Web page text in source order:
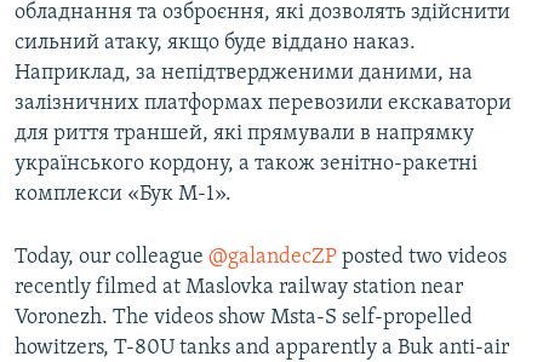
обладнання та озброєння, які дозволять здійснити
сильний атаку, якщо буде віддано наказ.
Наприклад, за непідтвердженими даними, на
залізничних платформах перевозили екскаватори
для риття траншей, які прямували в напрямку
українського кордону, а також зенітно-ракетні
комплекси «Бук М-1».
Today, our colleague @galandecZP posted two videos
recently filmed at Maslovka railway station near
Voronezh. The videos show Msta-S self-propelled
howitzers, T-80U tanks and apparently a Buk anti-air